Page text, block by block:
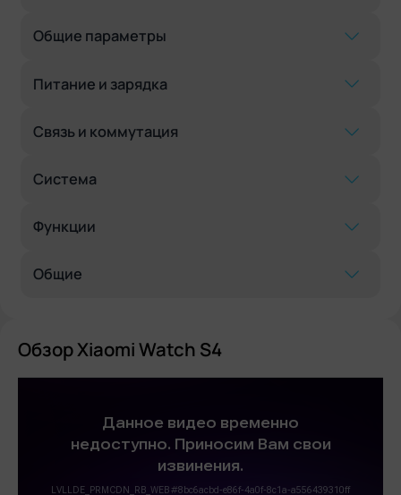
Общие параметры
Питание и зарядка
Связь и коммутация
Система
Функции
Общие
Обзор Xiaomi Watch S4